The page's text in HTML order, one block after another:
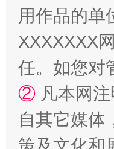
漫山遍野的桃花与雪
用作品的单
XXXXXXX
任。如您对
② 凡本网
自其它媒体